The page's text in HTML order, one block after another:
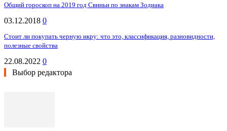
Общий гороскоп на 2019 год Свиньи по знакам Зодиака
03.12.2018 0
Стоит ли покупать черную икру: что это, классификация, разновидности,
полезные свойства
22.08.2022 0
Выбор редактора